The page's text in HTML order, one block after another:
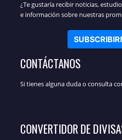
¿Te gustaría recibir noticias,
e información sobre nuestras
CONTÁCTANOS
Si tienes alguna duda o consulta
CONVERTIDOR DE